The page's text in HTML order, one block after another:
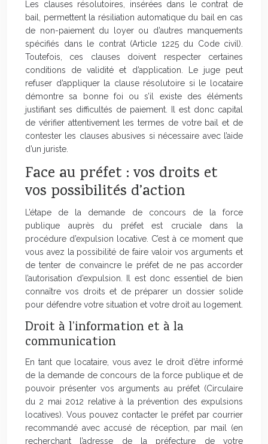
Les clauses résolutoires, insérées dans le contrat de
bail, permettent la résiliation automatique du bail en cas
de non-paiement du loyer ou d’autres manquements
spécifiés dans le contrat (Article 1225 du Code civil).
Toutefois, ces clauses doivent respecter certaines
conditions de validité et d’application. Le juge peut
refuser d’appliquer la clause résolutoire si le locataire
démontre sa bonne foi ou s’il existe des éléments
justifiant ses difficultés de paiement. Il est donc capital
de vérifier attentivement les termes de votre bail et de
contester les clauses abusives si nécessaire avec l’aide
d’un juriste.
Face au préfet : vos droits et
vos possibilités d’action
L’étape de la demande de concours de la force
publique auprès du préfet est cruciale dans la
procédure d’expulsion locative. C’est à ce moment que
vous avez la possibilité de faire valoir vos arguments et
de tenter de convaincre le préfet de ne pas accorder
l’autorisation d’expulsion. Il est donc essentiel de bien
connaître vos droits et de préparer un dossier solide
pour défendre votre situation et votre droit au logement.
Droit à l’information et à la
communication
En tant que locataire, vous avez le droit d’être informé
de la demande de concours de la force publique et de
pouvoir présenter vos arguments au préfet (Circulaire
du 2 mai 2012 relative à la prévention des expulsions
locatives). Vous pouvez contacter le préfet par courrier
recommandé avec accusé de réception, par mail (en
recherchant l’adresse de la préfecture de votre